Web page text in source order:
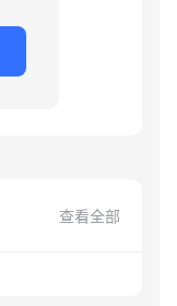
查看全部